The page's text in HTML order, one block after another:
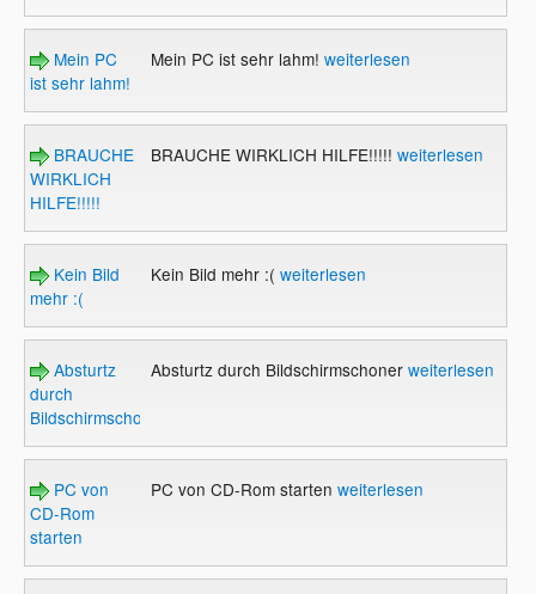
Mein PC
ist sehr lahm!
Mein PC ist sehr lahm! weiterlesen
BRAUCHE
WIRKLICH
HILFE!!!!!
BRAUCHE WIRKLICH HILFE!!!!! weiterlesen
Kein Bild
mehr :(
Kein Bild mehr :( weiterlesen
Absturtz
durch
Bildschirmschoner
Absturtz durch Bildschirmschoner weiterlesen
PC von
CD-Rom
starten
PC von CD-Rom starten weiterlesen